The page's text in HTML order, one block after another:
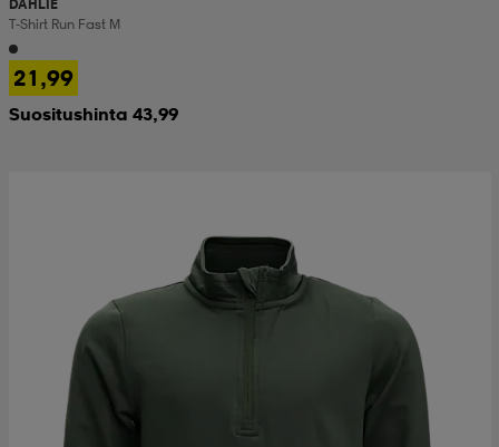
DAHLIE
T-Shirt Run Fast M
21,99
Suositushinta 43,99